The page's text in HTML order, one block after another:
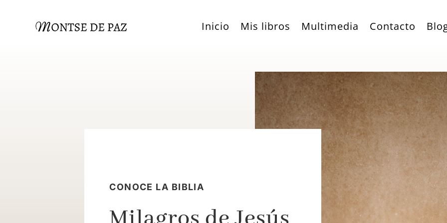
Inicio Mis libros Multimedia Contacto
CONOCE LA BIBLIA